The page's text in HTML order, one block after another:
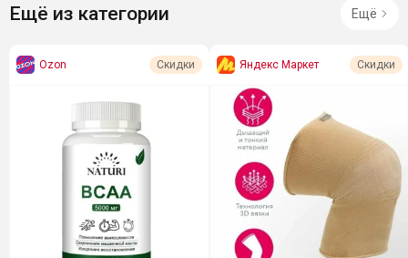
Ещё из категории Ещё
Ozon Скидки Яндекс Маркет Скидки